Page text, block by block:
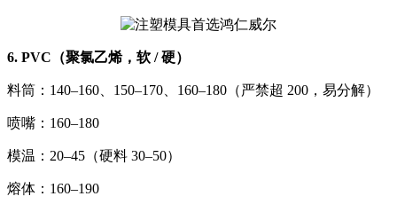
6. PVC（聚氯乙烯，软 / 硬）
料筒：140–160、150–170、160–180（严禁超 200，易分解）
喷嘴：160–180
模温：20–45（硬料 30–50）
熔体：160–190